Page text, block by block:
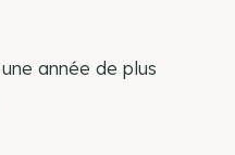
année de plus